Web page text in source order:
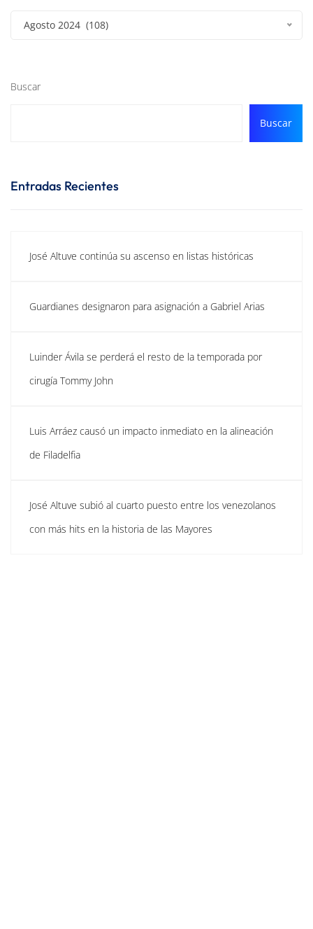
Agosto 2024 (108)
Buscar
Buscar
Entradas Recientes
José Altuve continúa su ascenso en listas históricas
Guardianes designaron para asignación a Gabriel Arias
Luinder Ávila se perderá el resto de la temporada por
cirugía Tommy John
Luis Arráez causó un impacto inmediato en la alineación
de Filadelfia
José Altuve subió al cuarto puesto entre los venezolanos
con más hits en la historia de las Mayores